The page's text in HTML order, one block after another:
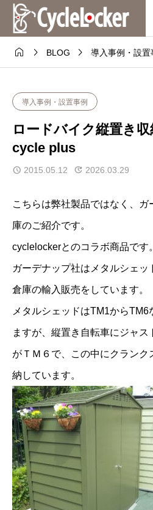
  BLOG  導入事例・設置
導入事例・設置事例
ロードバイク縦置き
cycle plus
2015.05.12 2026.03.29
こちらは弊社製品ではなく、
庫のご紹介です。
cyclelockerとのコラボ商品です。
ガーデナップ社はメタルシェ
倉庫の輸入販売をしています。
メタルシェッドはTM1からTM6
ますが、縦置き自転車にジャ
がＴＭ６で、この中にクランク
納しています。